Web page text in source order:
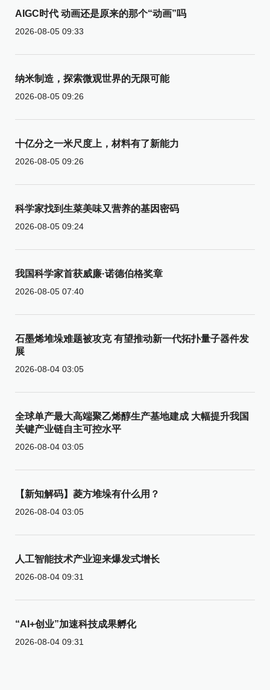
AIGC时代 动画还是原来的那个“动画”吗
2026-08-05 09:33
纳米制造，探索微观世界的无限可能
2026-08-05 09:26
十亿分之一米尺度上，材料有了新能力
2026-08-05 09:26
科学家找到生菜美味又营养的基因密码
2026-08-05 09:24
我国科学家首获威廉·诺德伯格奖章
2026-08-05 07:40
石墨烯堆垛难题被攻克 有望推动新一代拓扑量子器件发
展
2026-08-04 03:05
全球单产最大高端聚乙烯醇生产基地建成 大幅提升我国
关键产业链自主可控水平
2026-08-04 03:05
【新知解码】菱方堆垛有什么用？
2026-08-04 03:05
人工智能技术产业迎来爆发式增长
2026-08-04 09:31
“AI+创业”加速科技成果孵化
2026-08-04 09:31